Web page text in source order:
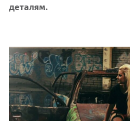
деталям.